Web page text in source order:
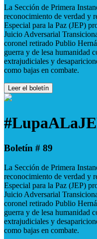
La Sección de Primera
reconocimiento de verdad y
Especial para la Paz (JEP)
Juicio Adversarial
coronel retirado Publio
guerra y de lesa humanidad
extrajudiciales y
como bajas en combate.
Leer el boletín
Boletín # 89
La Sección de Primera
reconocimiento de verdad y
Especial para la Paz (JEP)
Juicio Adversarial
coronel retirado Publio
guerra y de lesa humanidad
extrajudiciales y
como bajas en combate.